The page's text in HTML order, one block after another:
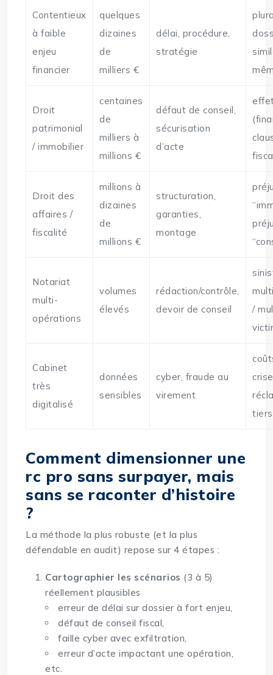
Contentieux
à faible
enjeu
financier
quelques
dizaines
de
milliers €
délai, procédure,
stratégie
Droit
patrimonial
/ immobilier
centaines
de
milliers à
millions €
défaut de conseil,
sécurisation
d’acte
Droit des
affaires /
fiscalité
millions à
dizaines
de
millions €
structuration,
garanties,
montage
Notariat
multi-
opérations
volumes
élevés
rédaction/contrôle,
devoir de conseil
/
Cabinet
très
digitalisé
données
sensibles
cyber, fraude au
virement
tiers
Comment dimensionner une
rc pro sans surpayer, mais
sans se raconter d’histoire
?
La méthode la plus robuste (et la plus
défendable en audit) repose sur 4 étapes :
Cartographier les scénarios (3 à 5)
réellement plausibles
erreur de délai sur dossier à fort enjeu,
défaut de conseil fiscal,
faille cyber avec exfiltration,
erreur d’acte impactant une opération,
etc.